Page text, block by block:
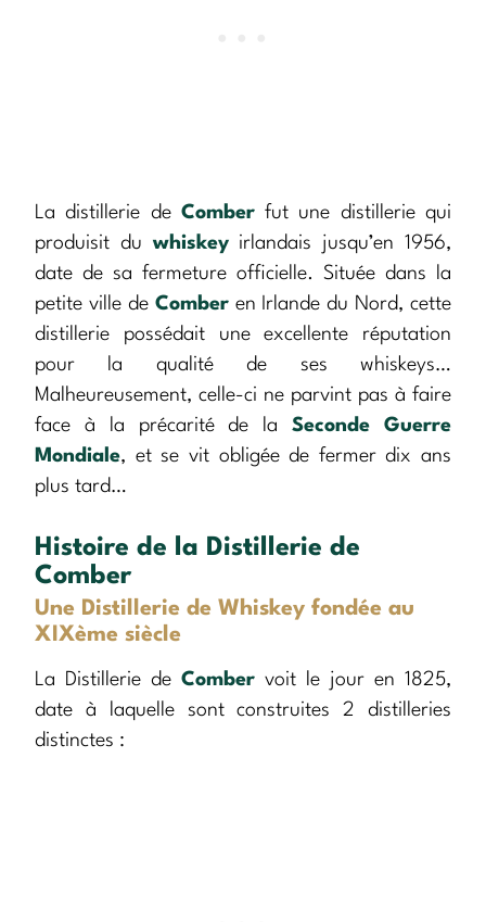
La distillerie de Comberfut une distillerie qui
produisit du whiskeyirlandais jusqu’en 1956,
date de sa fermeture officielle. Située dans la
petite ville de Comberen Irlande du Nord, cette
distillerie possédait une excellente réputation
pour la qualité de ses whiskeys…
Malheureusement, celle-ci ne parvint pas à faire
face à la précarité de laSeconde Guerre
Mondiale, et se vit obligée de fermer dix ans
plus tard…
Histoire de la Distillerie de
Comber
Une Distillerie de Whiskey fondée au
XIXème siècle
La Distillerie de Comber voit le jour en 1825,
date à laquelle sont construites 2 distilleries
distinctes :